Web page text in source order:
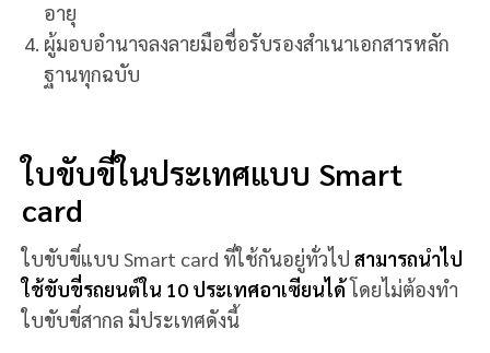
อายุ
ผู้มอบอำนาจลงลายมือชื่อรับรองสำเนาเอกสารหลัก
ฐานทุกฉบับ
ใบขับขี่ในประเทศแบบ Smart
card
ใบขับขี่แบบ Smart card ที่ใช้กันอยู่ทั่วไป สามารถนำไป
ใช้ขับขี่รถยนต์ใน 10 ประเทศอาเซียนได้โดยไม่ต้องทำ
ใบขับขี่สากล มีประเทศดังนี้